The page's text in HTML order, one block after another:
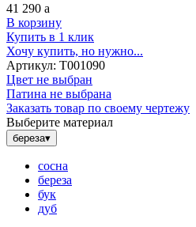
41 290 a
В корзину
Купить в 1 клик
Хочу купить, но нужно...
Артикул: Т001090
Цвет не выбран
Патина не выбрана
Заказать товар по своему чертежу
Выберите материал
береза▾
сосна
береза
бук
дуб